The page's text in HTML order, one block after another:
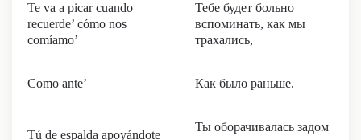
Te va a picar cuando
recuerde’ cómo nos
comíamo’
Тебе будет больно
вспоминать, как мы
трахались,
Como ante’ Как было раньше.
Tú de espalda apoyándote
Ты оборачивалась задом